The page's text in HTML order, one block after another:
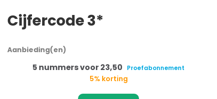
Cijfercode 3*
Aanbieding(en)
5 nummers voor 23,50 Proefabonnement
5% korting